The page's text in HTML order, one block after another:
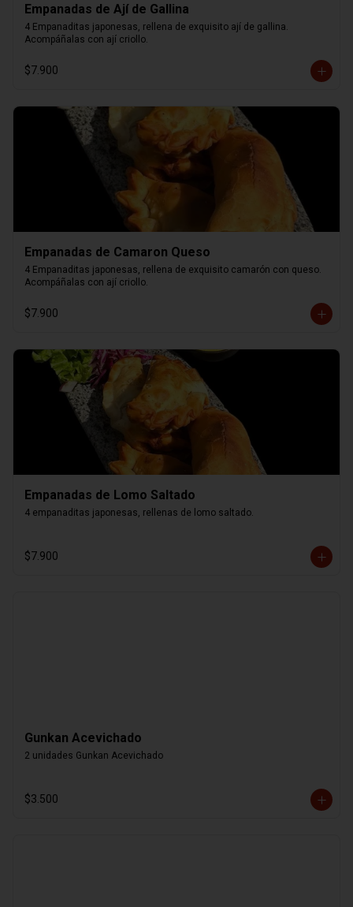
Empanadas de Ají de Gallina
4 Empanaditas japonesas, rellena de exquisito ají de gallina.
Acompáñalas con ají criollo.
$7.900
Empanadas de Camaron Queso
4 Empanaditas japonesas, rellena de exquisito camarón con queso.
Acompáñalas con ají criollo.
$7.900
Empanadas de Lomo Saltado
4 empanaditas japonesas, rellenas de lomo saltado.
$7.900
Gunkan Acevichado
2 unidades Gunkan Acevichado
$3.500